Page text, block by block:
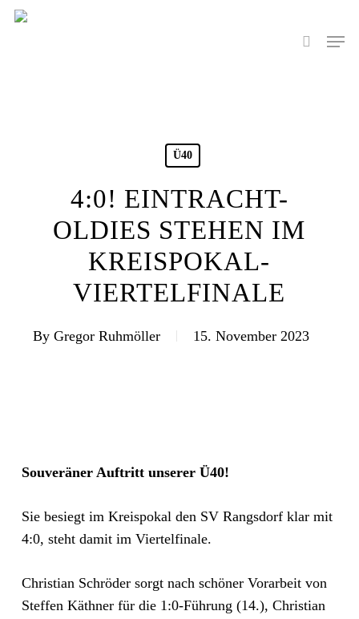
Skip
search
Menu
Ü40
4:0! EINTRACHT-
OLDIES STEHEN IM
KREISPOKAL-
VIERTELFINALE
By Gregor Ruhmöller 15. November 2023
Souveräner Auftritt unserer Ü40!
Sie besiegt im Kreispokal den SV Rangsdorf klar mit
4:0, steht damit im Viertelfinale.
Christian Schröder sorgt nach schöner Vorarbeit von
Steffen Käthner für die 1:0-Führung (14.), Christian